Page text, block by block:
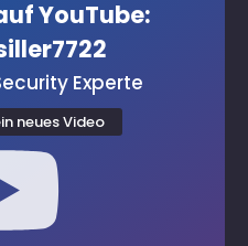
YouTube:
Experte
neues Video